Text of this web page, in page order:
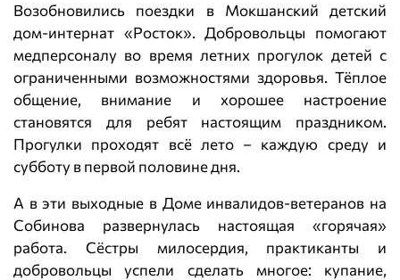
Возобновились поездки в Мокшанский детский
дом-интернат «Росток». Добровольцы помогают
медперсоналу во время летних прогулок детей с
ограниченными возможностями здоровья. Тёплое
общение, внимание и хорошее настроение
становятся для ребят настоящим праздником.
Прогулки проходят всё лето – каждую среду и
субботу в первой половине дня.
А в эти выходные в Доме инвалидов-ветеранов на
Собинова развернулась настоящая «горячая»
работа. Сёстры милосердия, практиканты и
добровольцы успели сделать многое: купание,